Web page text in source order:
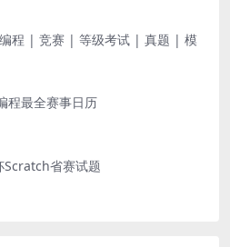
程 | 竞赛 | 等级考试 | 真题 | 模
程最全赛事日历
Scratch省赛试题